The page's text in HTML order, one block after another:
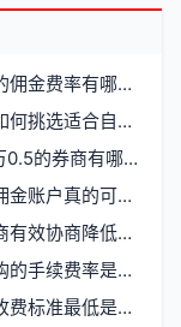
不同券商的佣金费率有哪些差异
新手开户如何挑选适合自己的券商
ETF佣金万0.5的券商有哪些，哪家更值得信赖
免费开低佣金账户真的可行吗？哪些券商支持
如何与券商有效协商降低交易佣金
国债逆回购的手续费率是多少
证券佣金收费标准最低是多少